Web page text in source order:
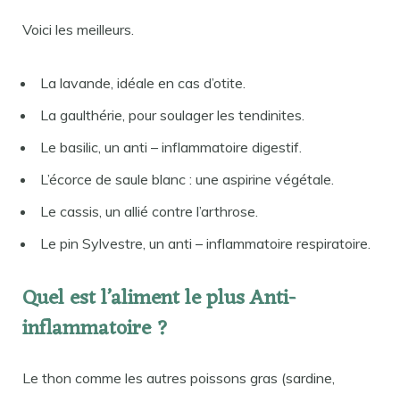
Voici les meilleurs.
La lavande, idéale en cas d’otite.
La gaulthérie, pour soulager les tendinites.
Le basilic, un anti – inflammatoire digestif.
L’écorce de saule blanc : une aspirine végétale.
Le cassis, un allié contre l’arthrose.
Le pin Sylvestre, un anti – inflammatoire respiratoire.
Quel est l’aliment le plus Anti-
inflammatoire ?
Le thon comme les autres poissons gras (sardine,